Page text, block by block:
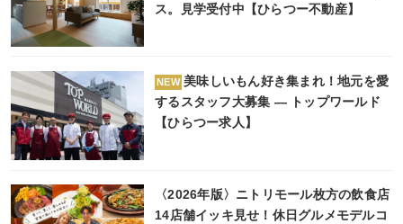
ス。見学受付中【ひらつー不動産】
NEW 美味しいもん好き集まれ！地元を愛
するスタッフ大募集 ― トップワールド
【ひらつー求人】
〈2026年版〉ニトリモール枚方の飲食店
14店舗イッキ見せ！休日グルメモデルコ